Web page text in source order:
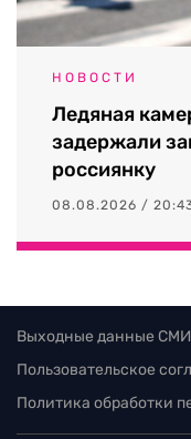
НОВОСТИ
Ледяная
задержали
россиянку
08.08.2026 /
Выходные данные СМИ
Пользовательское
Политика обработки